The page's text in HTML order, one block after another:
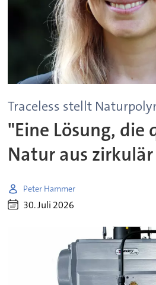
Traceless stellt
"Eine Lösung, die
Natur aus
Peter Hammer
30. Juli 2026